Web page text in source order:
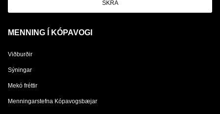
SKRÁ
MENNING Í KÓPAVOGI
Viðburðir
Sýningar
Mekó fréttir
Menningarstefna Kópavogsbæjar